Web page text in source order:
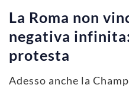
La Roma non
negativa
protesta
Adesso anche la